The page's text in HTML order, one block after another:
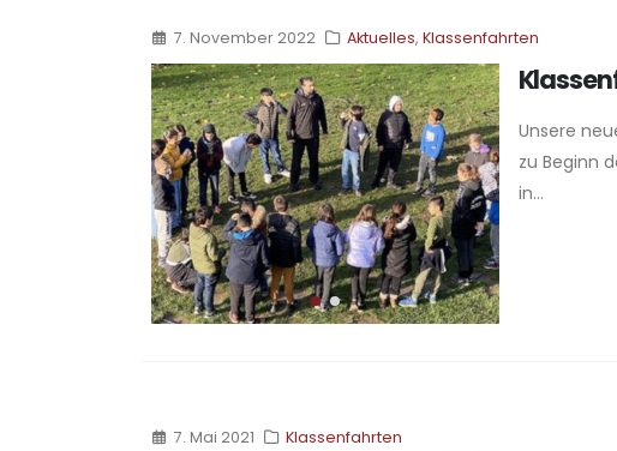
7. November 2022 Aktuelles,Klassenfahrten
Unsere
zu Beginn
in...
7. Mai 2021 Klassenfahrten